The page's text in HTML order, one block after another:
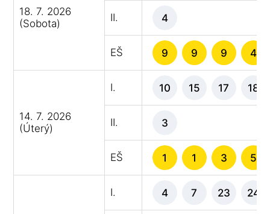
18. 7. 2026
(Sobota)
II. 4
EŠ 9 9 9 4
14. 7. 2026
(Úterý)
I. 10 15 17 18
II. 3
EŠ 1 1 3 5
I. 4 7 23 24